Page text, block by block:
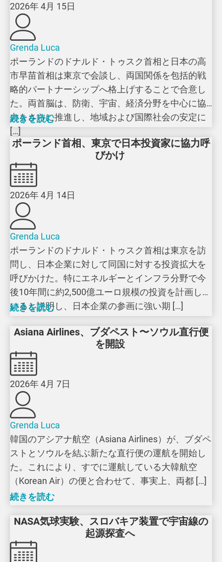
2026年 4月 15日
Grenda Luca
ポーランドのドナルド・トゥスク首相と日本の高
市早苗首相は東京で会談し、両国関係を包括的戦
略的パートナーシップへ格上げすることで合意し
た。両首脳は、防衛、宇宙、経済分野を中心に協
力をさらに推進し、地域および国際社会の安定に
[…]
続きを読む
ポーランド首相、東京で日本投資家に協力呼
びかけ
2026年 4月 14日
Grenda Luca
ポーランドのドナルド・トゥスク首相は東京を訪
問し、日本企業に対して同国に対する投資拡大を
呼びかけた。特にエネルギーとインフラ分野で今
後10年間に約2,500億ユーロ規模の投資を計画して
いると説明し、日本企業の参画に強い期 […]
続きを読む
Asiana Airlines、ブダペスト〜ソウル直行便
を開設
2026年 4月 7日
Grenda Luca
韓国のアシアナ航空（Asiana Airlines）が、ブダペ
ストとソウルを結ぶ新たな直行便の運航を開始し
た。これにより、すでに運航している大韓航空
（Korean Air）の便と合わせて、事実上、両都 […]
続きを読む
NASA気球実験、スロバキア装置で宇宙線の
起源探査へ